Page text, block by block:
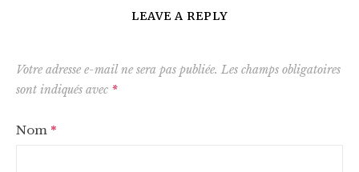
LEAVE A REPLY
Votre adresse e-mail ne sera pas publiée. Les champs obligatoires
sont indiqués avec *
Nom *